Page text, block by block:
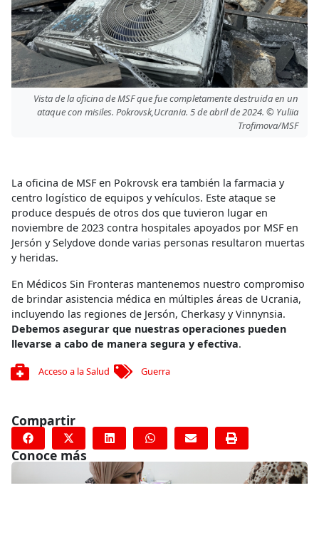
Vista de la oficina de MSF que fue completamente destruida en un
ataque con misiles. Pokrovsk,Ucrania. 5 de abril de 2024. © Yuliia
Trofimova/MSF
La oficina de MSF en Pokrovsk era también la farmacia y
centro logístico de equipos y vehículos. Este ataque se
produce después de otros dos que tuvieron lugar en
noviembre de 2023 contra hospitales apoyados por MSF en
Jersón y Selydove donde varias personas resultaron muertas
y heridas.
En Médicos Sin Fronteras mantenemos nuestro compromiso
de brindar asistencia médica en múltiples áreas de Ucrania,
incluyendo las regiones de Jersón, Cherkasy y Vinnynsia.
Debemos asegurar que nuestras operaciones pueden
llevarse a cabo de manera segura y efectiva.
Acceso a la Salud Guerra
Compartir
Conoce más